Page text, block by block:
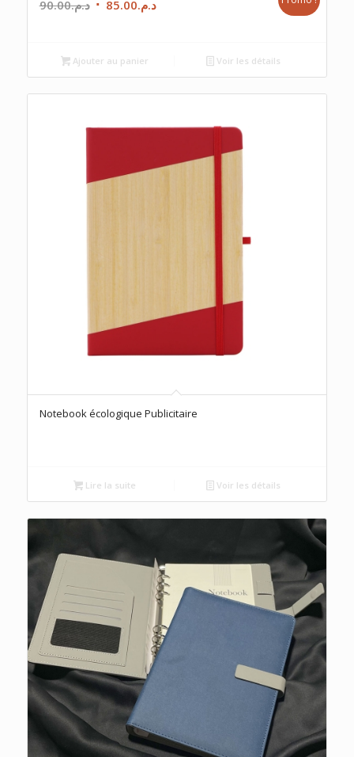
د.م.90.00
Le
était :
د.م.90.00.
د.م.85.00
Le
د.م.85.00.
Ajouter au panier Voir les détails
Notebook écologique Publicitaire
Lire la suite Voir les détails